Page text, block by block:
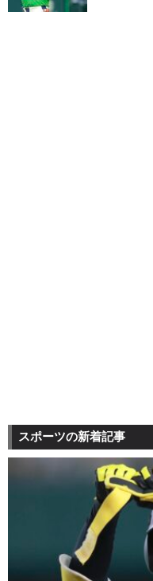
スポーツの新着記事